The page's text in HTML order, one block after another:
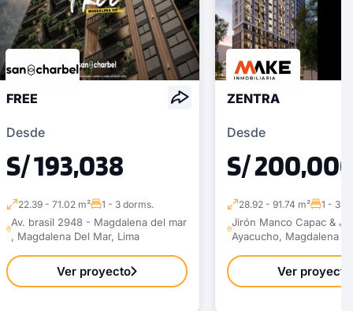
1 unidad disponible
Desde
S/ 770,300
Piso 9
2 dorms. 3 baños
COTIZAR AHORA
FREE
Desde
S/ 193,038
22.39 - 71.02 m² 1 - 3 dorms.
Av. brasil 2948 - Magdalena del mar
, Magdalena Del Mar, Lima
Ver proyecto
ZENTRA
Desde
S/
28.92 - 91.74 m² 1 - 3
Jirón Manco Capac &
Ayacucho, Magdalena
Ver proyecto